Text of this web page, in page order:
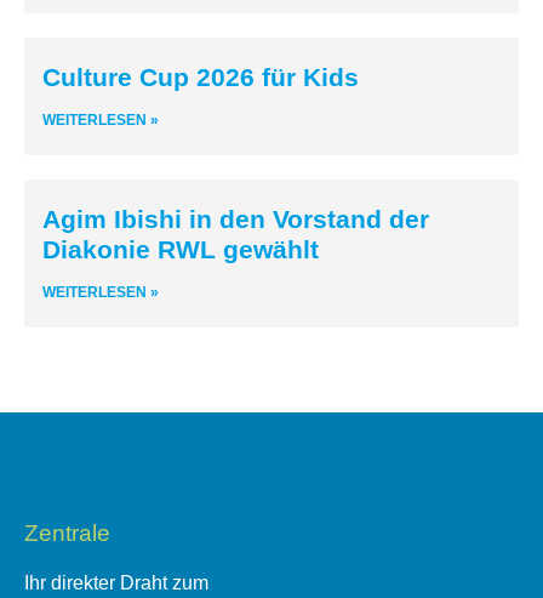
Culture Cup 2026 für Kids
WEITERLESEN »
Agim Ibishi in den Vorstand der
Diakonie RWL gewählt
WEITERLESEN »
Zentrale
Ihr direkter Draht zum